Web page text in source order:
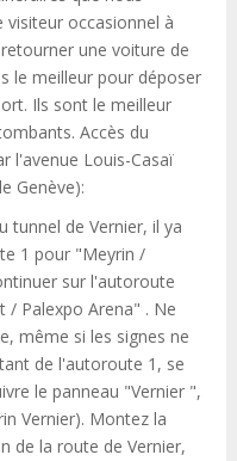
occasionnel à
une voiture de
le meilleur pour déposer
Ils sont le meilleur
Accès du
l'avenue Louis-Casaï
Genève):
tunnel de Vernier, il ya
1 pour "Meyrin /
sur l'autoroute
/ Palexpo Arena" . Ne
même si les signes ne
de l'autoroute 1, se
le panneau "Vernier ",
Vernier). Montez la
de la route de Vernier,